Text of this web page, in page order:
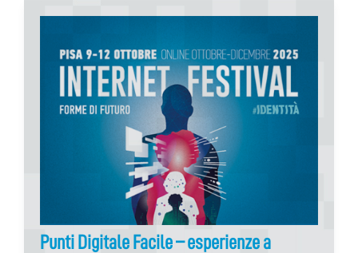
Punti Digitale Facile – esperienze a